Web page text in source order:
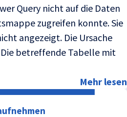
Query nicht auf die Daten
zugreifen konnte. Sie
angezeigt. Die Ursache
betreffende Tabelle mit
Mehr lesen